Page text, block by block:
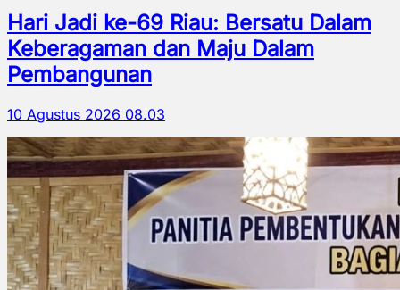
Hari Jadi ke-69 Riau: Bersatu Dalam
Keberagaman dan Maju Dalam
Pembangunan
10 Agustus 2026 08.03